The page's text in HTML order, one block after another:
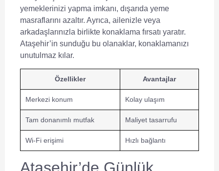
yemeklerinizi yapma imkanı, dışarıda yeme
masraflarını azaltır. Ayrıca, ailenizle veya
arkadaşlarınızla birlikte konaklama fırsatı yaratır.
Ataşehir’in sunduğu bu olanaklar, konaklamanızı
unutulmaz kılar.
Özellikler Avantajlar
Merkezi konum Kolay ulaşım
Tam donanımlı mutfak Maliyet tasarrufu
Wi-Fi erişimi Hızlı bağlantı
Ataşehir’de Günlük